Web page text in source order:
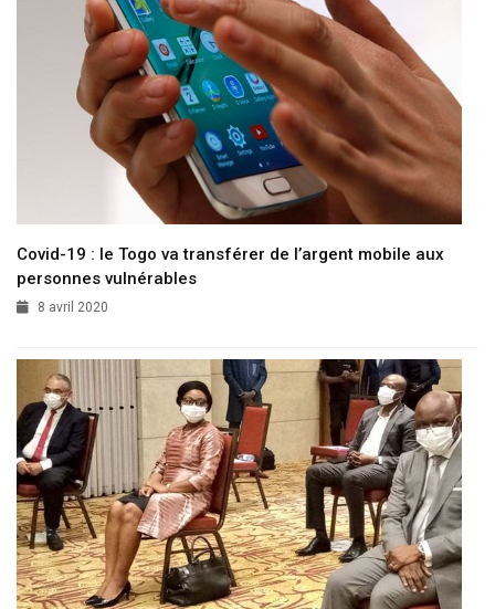
Covid-19 : le Togo va transférer de l’argent mobile aux
personnes vulnérables
8 avril 2020